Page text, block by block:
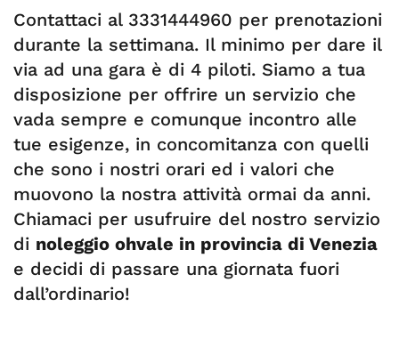
Contattaci al 3331444960 per prenotazioni
durante la settimana. Il minimo per dare il
via ad una gara è di 4 piloti. Siamo a tua
disposizione per offrire un servizio che
vada sempre e comunque incontro alle
tue esigenze, in concomitanza con quelli
che sono i nostri orari ed i valori che
muovono la nostra attività ormai da anni.
Chiamaci per usufruire del nostro servizio
di noleggio ohvale in provincia di Venezia
e decidi di passare una giornata fuori
dall’ordinario!